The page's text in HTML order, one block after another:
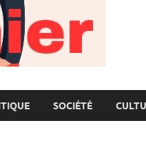
SOCIÉTÉ